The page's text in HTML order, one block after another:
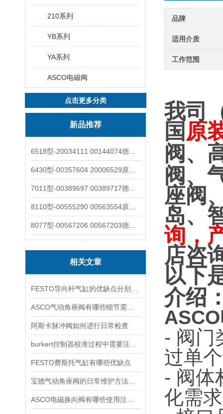
210系列
YB系列
YA系列
ASCO电磁阀
点击更多分类
新品推荐
相关文章
阿斯卡脉冲阀如何进行日常检查
FESTO费斯托气缸有哪些优缺点
品牌
适用介质
工作范围
我司
国 原
阀、
阀、
座阀
岛、
询，
店咨
以下
介绍
- 阀门
过单
- 阀体
化需